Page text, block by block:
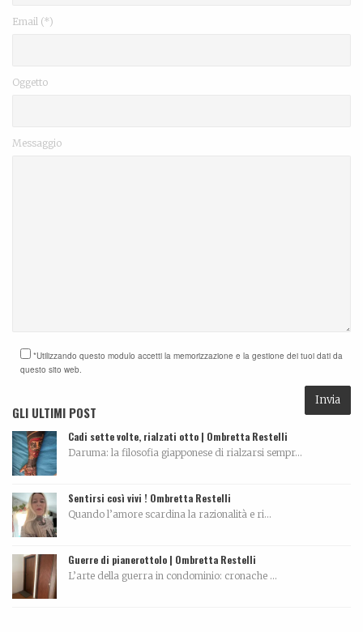
Email (*)
Oggetto
Messaggio
*Utilizzando questo modulo accetti la memorizzazione e la gestione dei tuoi dati da
questo sito web.
GLI ULTIMI POST
Cadi sette volte, rialzati otto | Ombretta Restelli
Daruma: la filosofia giapponese di rialzarsi sempr...
Sentirsi così vivi ! Ombretta Restelli
Quando l’amore scardina la razionalità e ri...
Guerre di pianerottolo | Ombretta Restelli
L’arte della guerra in condominio: cronache ...